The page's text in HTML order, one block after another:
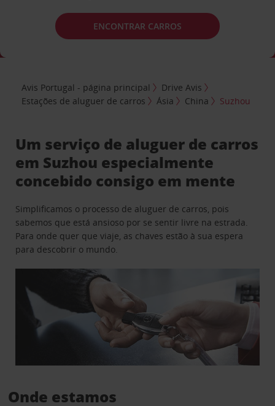
ENCONTRAR CARROS
Avis Portugal - página principal
Drive Avis
Estações de aluguer de carros
Ásia China Suzhou
Um serviço de aluguer de carros
em Suzhou especialmente
concebido consigo em mente
Simplificamos o processo de aluguer de carros, pois
sabemos que está ansioso por se sentir livre na estrada.
Para onde quer que viaje, as chaves estão à sua espera
para descobrir o mundo.
Onde estamos